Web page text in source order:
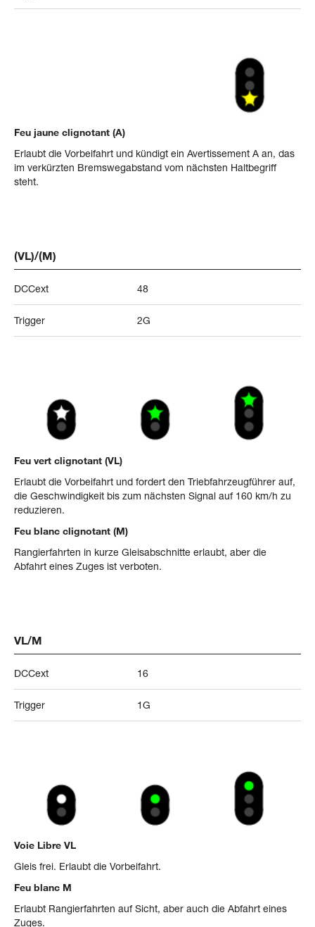
Feu jaune clignotant (A)
Erlaubt die Vorbeifahrt und kündigt ein Avertissement A an, das
im verkürzten Bremswegabstand vom nächsten Haltbegriff
steht.
(VL)/(M)
DCCext 48
Trigger 2G
Feu vert clignotant (VL)
Erlaubt die Vorbeifahrt und fordert den Triebfahrzeugführer auf,
die Geschwindigkeit bis zum nächsten Signal auf 160 km/h zu
reduzieren.
Feu blanc clignotant (M)
Rangierfahrten in kurze Gleisabschnitte erlaubt, aber die
Abfahrt eines Zuges ist verboten.
VL/M
DCCext 16
Trigger 1G
Voie Libre VL
Gleis frei. Erlaubt die Vorbeifahrt.
Feu blanc M
Erlaubt Rangierfahrten auf Sicht, aber auch die Abfahrt eines
Zuges.